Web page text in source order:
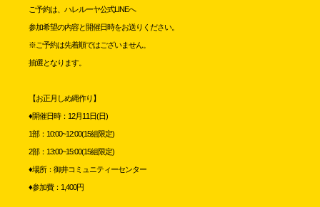
ご予約は、ハレルーヤ公式LINEへ
参加希望の内容と開催日時をお送りください。
※ご予約は先着順ではございません。
抽選となります。
【お正月しめ縄作り】
♦開催日時：12月11日(日)
1部：10:00~12:00(15組限定)
2部：13:00~15:00(15組限定)
♦場所：御井コミュニティーセンター
♦参加費：1,400円